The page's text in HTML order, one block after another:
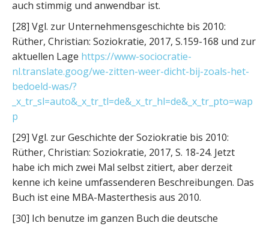
auch stimmig und anwendbar ist.
[28] Vgl. zur Unternehmensgeschichte bis 2010:
Rüther, Christian: Soziokratie, 2017, S.159-168 und zur
aktuellen Lage https://www-sociocratie-
nl.translate.goog/we-zitten-weer-dicht-bij-zoals-het-
bedoeld-was/?
_x_tr_sl=auto&_x_tr_tl=de&_x_tr_hl=de&_x_tr_pto=wap
p
[29] Vgl. zur Geschichte der Soziokratie bis 2010:
Rüther, Christian: Soziokratie, 2017, S. 18-24. Jetzt
habe ich mich zwei Mal selbst zitiert, aber derzeit
kenne ich keine umfassenderen Beschreibungen. Das
Buch ist eine MBA-Masterthesis aus 2010.
[30] Ich benutze im ganzen Buch die deutsche